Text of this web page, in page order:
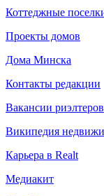
Коттеджные
Проекты домов
Дома Минска
Контакты редакции
Вакансии риэлтеров
Википедия
Карьера в Realt
Медиакит